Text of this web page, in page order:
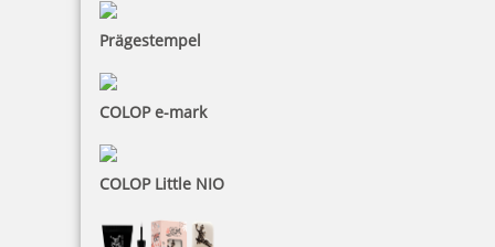
Prägestempel
COLOP e-mark
COLOP Little NIO